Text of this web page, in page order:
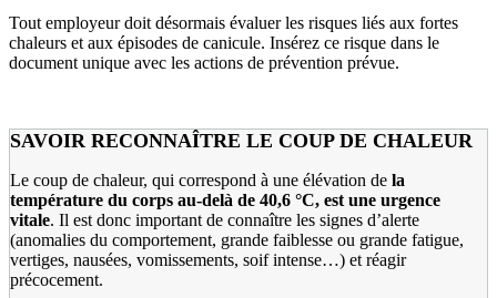
Tout employeur doit désormais évaluer les risques liés aux fortes
chaleurs et aux épisodes de canicule. Insérez ce risque dans le
document unique avec les actions de prévention prévue.
SAVOIR RECONNAÎTRE LE COUP DE CHALEUR
Le coup de chaleur, qui correspond à une élévation de la
température du corps au-delà de 40,6 °C, est une urgence
vitale. Il est donc important de connaître les signes d’alerte
(anomalies du comportement, grande faiblesse ou grande fatigue,
vertiges, nausées, vomissements, soif intense…) et réagir
précocement.